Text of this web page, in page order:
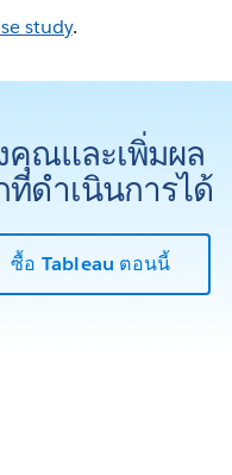
study.
คุณและเพิ่มผล
ดำเนินการได้
ซื้อ Tableau ตอนนี้